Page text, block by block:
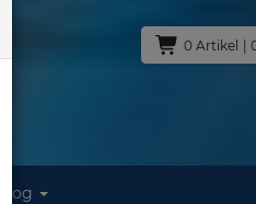
0 Artikel
Blog